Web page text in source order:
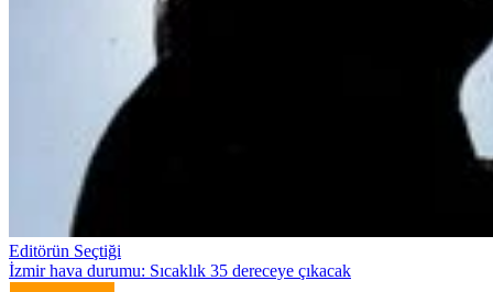
Editörün Seçtiği
İzmir hava durumu: Sıcaklık 35 dereceye çıkacak